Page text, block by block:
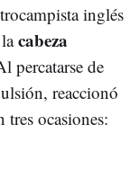
inglés
cabeza
percatarse de
reaccionó
ocasiones: